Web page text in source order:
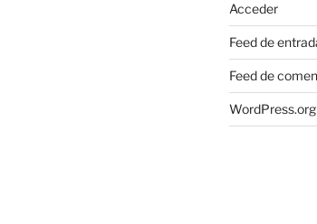
Acceder
Feed de
Feed de
WordPress.org